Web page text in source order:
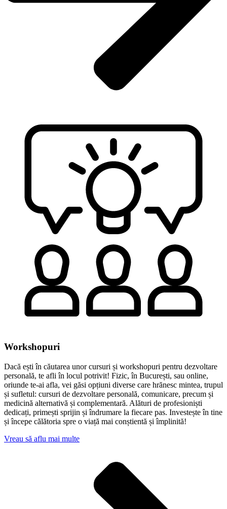
Workshopuri
Dacă ești în căutarea unor cursuri și workshopuri pentru dezvoltare
personală, te afli în locul potrivit! Fizic, în București, sau online,
oriunde te-ai afla, vei găsi opțiuni diverse care hrănesc mintea, trupul
și sufletul: cursuri de dezvoltare personală, comunicare, precum și
medicină alternativă și complementară. Alături de profesioniști
dedicați, primești sprijin și îndrumare la fiecare pas. Investește în tine
și începe călătoria spre o viață mai conștientă și împlinită!
Vreau să aflu mai multe